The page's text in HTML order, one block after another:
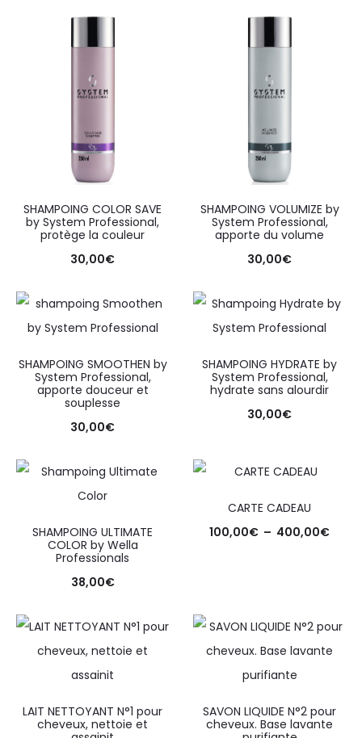
SHAMPOING COLOR SAVE
by System Professional,
protège la couleur
30,00€
SHAMPOING VOLUMIZE by
System Professional,
apporte du volume
30,00€
SHAMPOING SMOOTHEN by
System Professional,
apporte douceur et
souplesse
30,00€
SHAMPOING HYDRATE by
System Professional,
hydrate sans alourdir
30,00€
SHAMPOING ULTIMATE
COLOR by Wella
Professionals
38,00€
CARTE CADEAU
100,00€ – 400,00€
LAIT NETTOYANT N°1 pour
cheveux, nettoie et
SAVON LIQUIDE N°2 pour
cheveux. Base lavante